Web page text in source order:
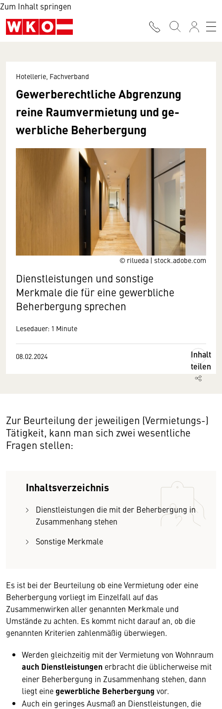
Zum Inhalt springen
© rilueda | stock.adobe.com
Hotellerie, Fachverband
Gewerbe­rechtliche Abgrenzung
reine Raum­vermietung und ge­
werbliche Be­herbergung
Dienstleistungen und sonstige
Merkmale die für eine gewerbliche
Beherbergung sprechen
Lesedauer: 1 Minute
08.02.2024
Inhalt
teilen
Zur Beurteilung der jeweiligen (Vermietungs-)
Tätigkeit, kann man sich zwei wesentliche
Fragen stellen:
Inhaltsverzeichnis
Dienstleistungen die mit der Beherbergung in
Zusammenhang stehen
Sonstige Merkmale
Es ist bei der Beurteilung ob eine Vermietung oder eine
Beherbergung vorliegt im Einzelfall auf das
Zusammenwirken aller genannten Merkmale und
Umstände zu achten. Es kommt nicht darauf an, ob die
genannten Kriterien zahlenmäßig überwiegen.
Werden gleichzeitig mit der Vermietung von Wohnraum
auch Dienstleistungen erbracht die üblicherweise mit
einer Beherbergung in Zusammenhang stehen, dann
liegt einegewerbliche Beherbergung vor.
Auch ein geringes Ausmaß an Dienstleistungen, die